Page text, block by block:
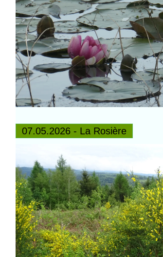
07.05.2026 - La Rosière